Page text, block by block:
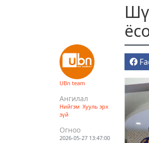
UBn team
Ангилал
Нийгэм Хууль эрх
зүй
Огноо
2026-05-27 13:47:00